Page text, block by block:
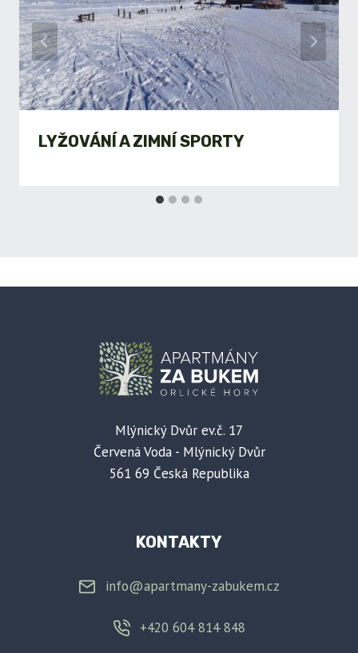
LYŽOVÁNÍ A ZIMNÍ SPORTY
Mlýnický Dvůr ev.č. 17
Červená Voda - Mlýnický Dvůr
561 69 Česká Republika
KONTAKTY
info@apartmany-zabukem.cz
+420 604 814 848